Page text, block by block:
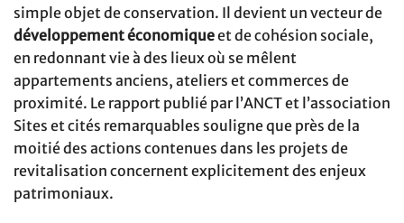
simple objet de conservation. Il devient un vecteur de
développement économiqueet de cohésion sociale,
en redonnant vie à des lieux où se mêlent
appartements anciens, ateliers et commerces de
proximité. Le rapport publié par l’ANCT et l’association
Sites et cités remarquables souligne que près de la
moitié des actions contenues dans les projets de
revitalisation concernent explicitement des enjeux
patrimoniaux.